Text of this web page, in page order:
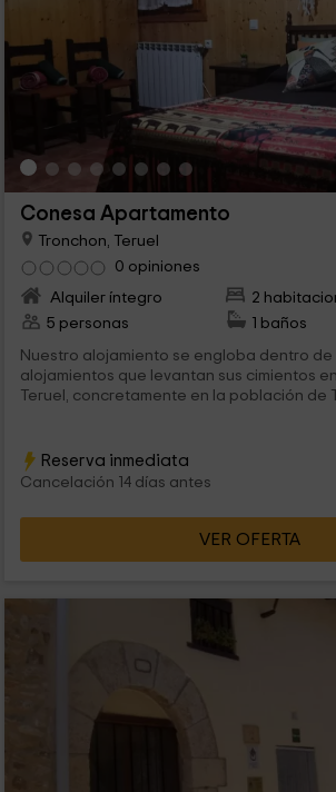
Conesa Apartamento
Tronchon, Teruel
0 opiniones
Alquiler íntegro
2
5 personas
1 baños
Nuestro alojamiento se engloba dentro de
alojamientos que levantan sus cimientos
Teruel, concretamente en la población de
Reserva inmediata
Cancelación 14 días antes
VER OFERTA